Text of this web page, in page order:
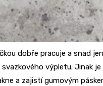
dobře pracuje a snad
výpletu. Jinak je
a zajistí gumovým